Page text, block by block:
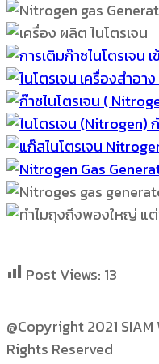
Post Views: 13
@Copyright 2021 SIAM
Rights Reserved